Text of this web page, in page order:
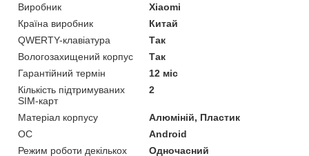
Виробник
Xiaomi
Країна виробник
Китай
QWERTY-клавіатура
Так
Вологозахищений корпус
Так
Гарантійний термін
12 міс
Кількість підтримуваних
SIM-карт
2
Матеріал корпусу
Алюміній, Пластик
ОС
Android
Режим роботи декількох
Одночасний